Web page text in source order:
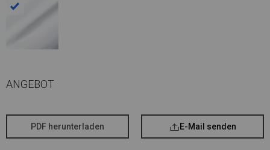
ANGEBOT
PDF herunterladen E-Mail senden